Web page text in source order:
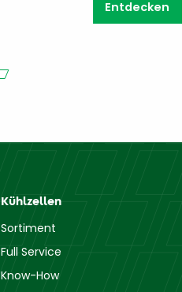
Kühlzellen
Sortiment
Full Service
Know-How